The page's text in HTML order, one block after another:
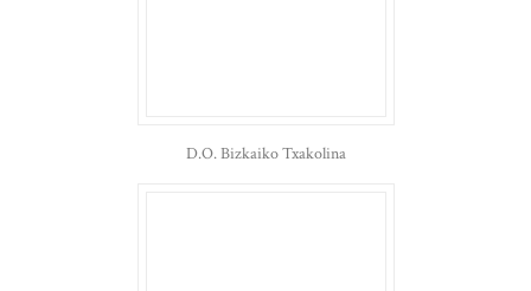
D.O. Bizkaiko Txakolina